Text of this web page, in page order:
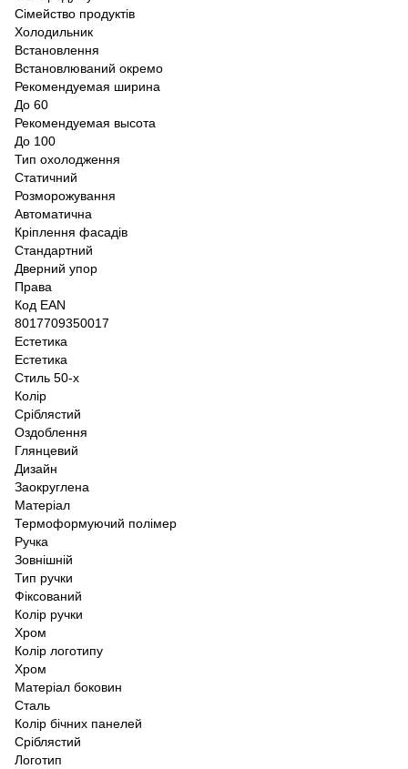
Сімейство продуктів
Холодильник
Встановлення
Встановлюваний окремо
Рекомендуемая ширина
До 60
Рекомендуемая высота
До 100
Тип охолодження
Статичний
Розморожування
Автоматична
Кріплення фасадів
Стандартний
Дверний упор
Права
Код EAN
8017709350017
Естетика
Естетика
Стиль 50-х
Колір
Сріблястий
Оздоблення
Глянцевий
Дизайн
Заокруглена
Матеріал
Термоформуючий полімер
Ручка
Зовнішній
Тип ручки
Фіксований
Колір ручки
Хром
Колір логотипу
Хром
Матеріал боковин
Сталь
Колір бічних панелей
Сріблястий
Логотип